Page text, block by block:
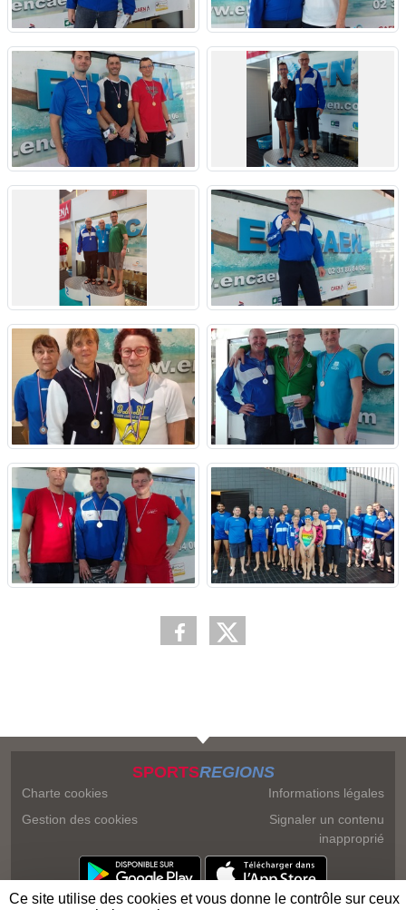
SPORTSREGIONS
Charte cookies
Gestion des cookies
Informations légales
Signaler un contenu
inapproprié
Ce site utilise des cookies et vous donne le contrôle sur ceux